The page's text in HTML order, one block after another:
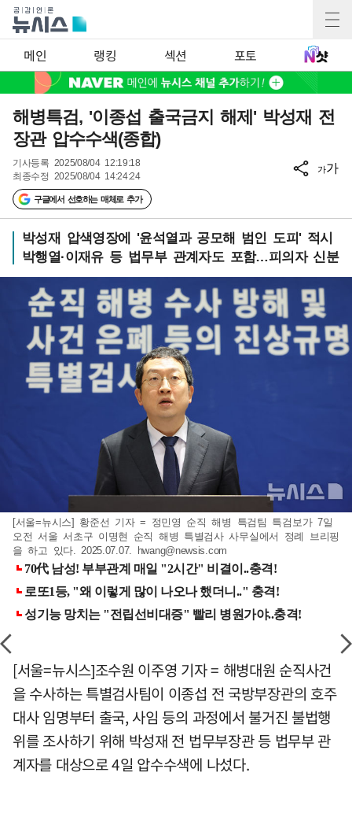
메인 랭킹 섹션 포토
해병특검, '이종섭 출국금지 해제' 박성재 전
장관 압수수색(종합)
기사등록 2025/08/04 12:19:18
최종수정 2025/08/04 14:24:24
구글에서 선호하는 매체로 추가
가가
박성재 압색영장에 '윤석열과 공모해 범인 도피' 적시
박행열·이재유 등 법무부 관계자도 포함…피의자 신분
[서울=뉴시스] 황준선 기자 = 정민영 순직 해병 특검팀 특검보가 7일
오전 서울 서초구 이명현 순직 해병 특별검사 사무실에서 정례 브리핑
을 하고 있다. 2025.07.07. hwang@newsis.com
[서울=뉴시스]조수원 이주영 기자 = 해병대원 순직사건
을 수사하는 특별검사팀이 이종섭 전 국방부장관의 호주
대사 임명부터 출국, 사임 등의 과정에서 불거진 불법행
위를 조사하기 위해 박성재 전 법무부장관 등 법무부 관
계자를 대상으로 4일 압수수색에 나섰다.